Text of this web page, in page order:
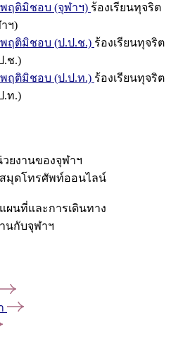
ฤติมิชอบ (จุฬาฯ) ร้องเรียนทุจริต
ฯ)
ฤติมิชอบ (ป.ป.ช.) ร้องเรียนทุจริต
.ช.)
ฤติมิชอบ (ป.ป.ท.) ร้องเรียนทุจริต
.ท.)
ยงานของจุฬาฯ
สมุดโทรศัพท์ออนไลน์
แผนที่และการเดินทาง
นกับจุฬาฯ